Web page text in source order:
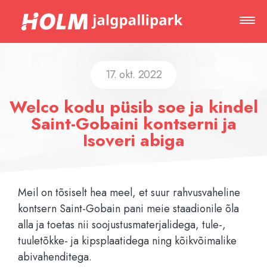
17. okt. 2022
Welco kodu püsib soe ja kindel
Saint-Gobaini kontserni ja
Isoveri abiga
Meil on tõsiselt hea meel, et suur rahvusvaheline
kontsern Saint-Gobain pani meie staadionile õla
alla ja toetas nii soojustusmaterjalidega, tule-,
tuuletõkke- ja kipsplaatidega ning kõikvõimalike
abivahenditega.